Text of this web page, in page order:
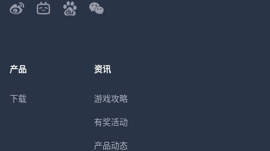
产品
下载
资讯
游戏攻略
有奖活动
产品动态